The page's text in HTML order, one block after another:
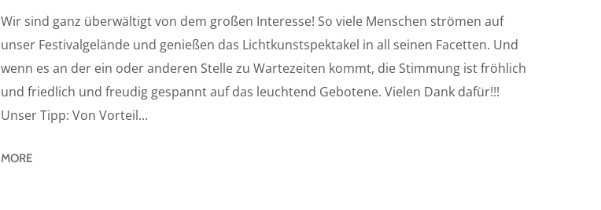
Wir sind ganz überwältigt von dem großen Interesse! So viele Menschen strömen auf
unser Festivalgelände und genießen das Lichtkunstspektakel in all seinen Facetten. Und
wenn es an der ein oder anderen Stelle zu Wartezeiten kommt, die Stimmung ist fröhlich
und friedlich und freudig gespannt auf das leuchtend Gebotene. Vielen Dank dafür!!!
Unser Tipp: Von Vorteil...
MORE